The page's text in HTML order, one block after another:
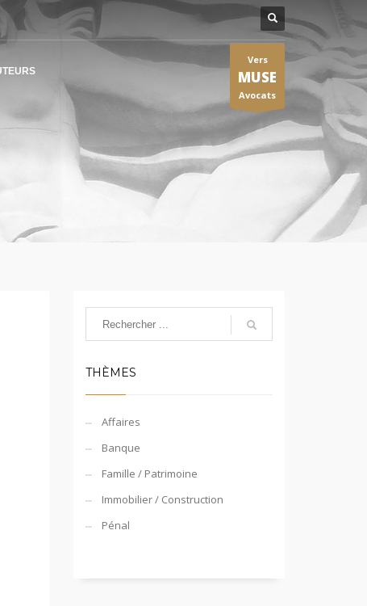
Vers
MUSE
Avocats
THÈMES
Affaires
Banque
Famille / Patrimoine
Immobilier / Construction
Pénal